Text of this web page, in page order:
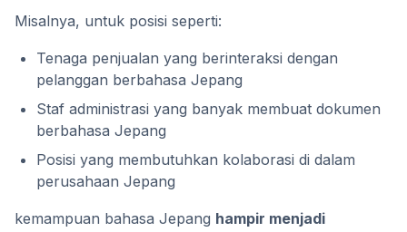
Misalnya, untuk posisi seperti:
Tenaga penjualan yang berinteraksi dengan
pelanggan berbahasa Jepang
Staf administrasi yang banyak membuat dokumen
berbahasa Jepang
Posisi yang membutuhkan kolaborasi di dalam
perusahaan Jepang
kemampuan bahasa Jepang hampir menjadi